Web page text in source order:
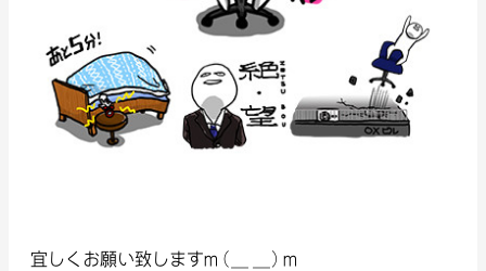
宜しくお願い致しますm(_ _)m